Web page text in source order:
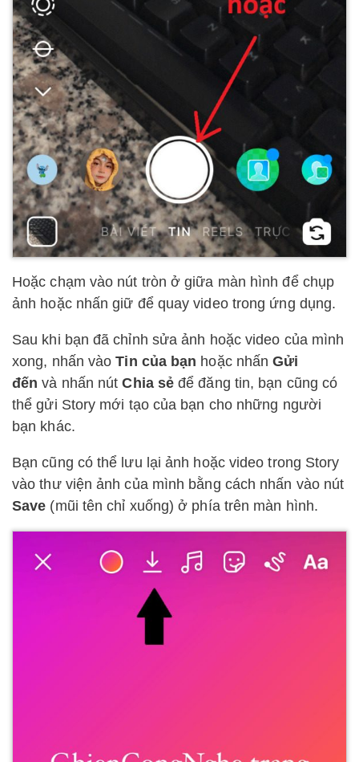
Hoặc chạm vào nút tròn ở giữa màn hình để chụp
ảnh hoặc nhấn giữ để quay video trong ứng dụng.
Sau khi bạn đã chỉnh sửa ảnh hoặc video của mình
xong, nhấn vàoTin của bạn hoặc nhấnGửi
đến và nhấn nútChia sẻ để đăng tin, bạn cũng có
thể gửi Story mới tạo của bạn cho những người
bạn khác.
Bạn cũng có thể lưu lại ảnh hoặc video trong Story
vào thư viện ảnh của mình bằng cách nhấn vào nút
Save (mũi tên chỉ xuống) ở phía trên màn hình.